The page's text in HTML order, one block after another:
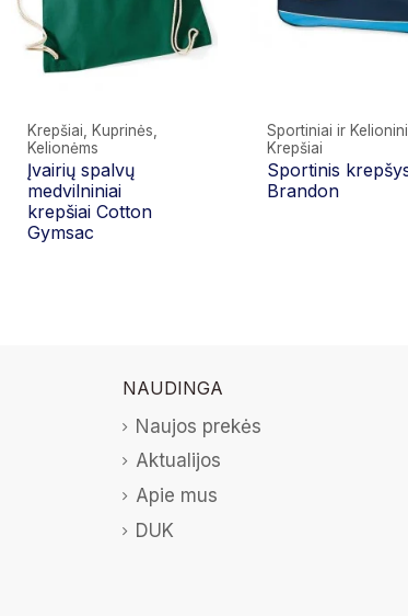
Krepšiai, Kuprinės,
Kelionėms
Įvairių spalvų
medvilniniai
krepšiai Cotton
Gymsac
Sportiniai ir
Krepšiai
Sportinis
Brandon
NAUDINGA
Naujos prekės
Aktualijos
Apie mus
DUK